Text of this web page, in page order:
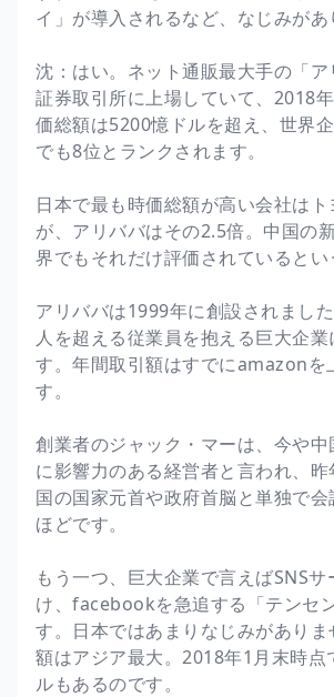
イ」が導入されるなど、なじみがあ
沈：はい。ネット通販最大手の「
証券取引所に上場していて、2018
価総額は5200憶ドルを超え、世界
でも8位とランクされます。
日本で最も時価総額が高い会社は
が、アリババはその2.5倍。中国の
界でもそれだけ評価されているとい
アリババは1999年に創設されまし
人を超える従業員を抱える巨大企業
す。年間取引額はすでにamazonを
す。
創業者のジャック・マーは、今や
に影響力のある経営者と言われ、
国の国家元首や政府首脳と単独で会
ほどです。
もう一つ、巨大企業で言えばSNS
け、facebookを急追する「テンセ
す。日本ではあまりなじみがあり
額はアジア最大。2018年1月末時点
ルもあるのです。